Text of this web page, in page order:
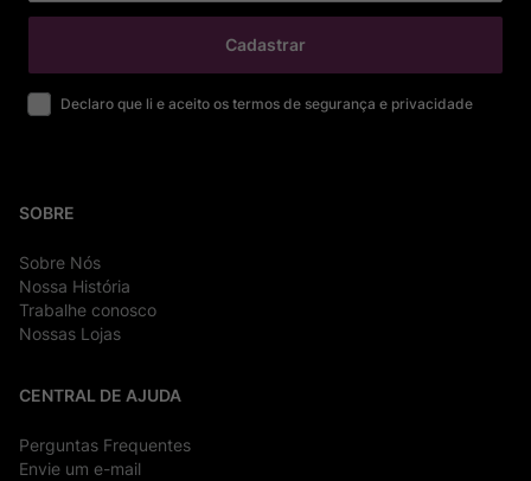
Cadastrar
Declaro que li e aceito os termos de segurança e privacidade
SOBRE
Sobre Nós
Nossa História
Trabalhe conosco
Nossas Lojas
CENTRAL DE AJUDA
Perguntas Frequentes
Envie um e-mail